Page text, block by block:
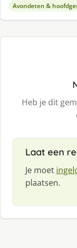
Avondeten &
Heb je dit
Laat een
Je moet
plaatsen.